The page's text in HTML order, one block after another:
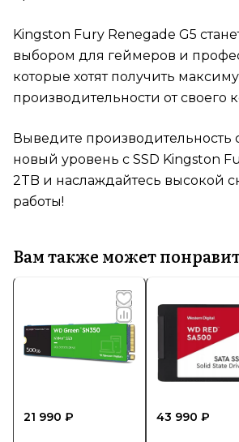
Kingston Fury Renegade G5
выбором для геймеров и
которые хотят получить
производительности от своего
Выведите производительность
новый уровень с SSD Kingston
2TB и наслаждайтесь высокой
работы!
Вам также может
21 990 ₽ 43 990 ₽